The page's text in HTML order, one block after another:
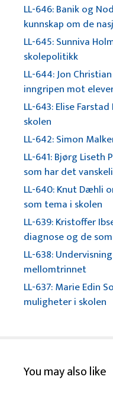
LL-646: Banik og
kunnskap om de
LL-645: Sunniva
skolepolitikk
LL-644: Jon
inngripen mot
LL-643: Elise
skolen
LL-642: Simon
LL-641: Bjørg
som har det
LL-640: Knut Dæhli
som tema i skolen
LL-639: Kristoffer
diagnose og de
LL-638:
mellomtrinnet
LL-637: Marie Edin
muligheter i skolen
You may also like